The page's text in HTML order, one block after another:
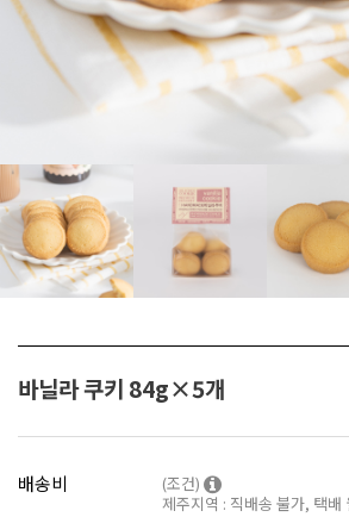
바닐라 쿠키 84g×5개
배송비
(조건)
제주지역 : 직배송 불가, 택배